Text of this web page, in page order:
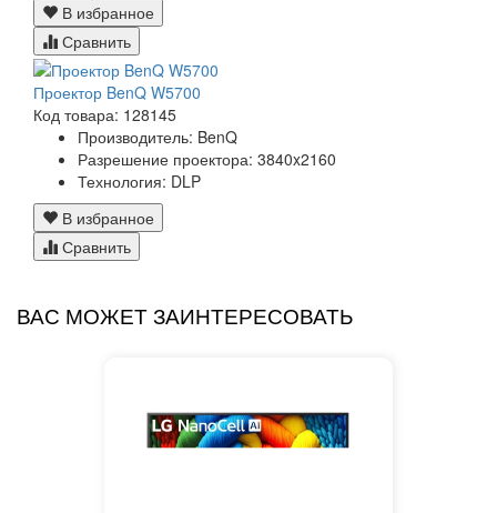
В избранное
Сравнить
Проектор BenQ W5700
Код товара: 128145
Производитель: BenQ
Разрешение проектора: 3840x2160
Технология: DLP
В избранное
Сравнить
ВАС МОЖЕТ ЗАИНТЕРЕСОВАТЬ